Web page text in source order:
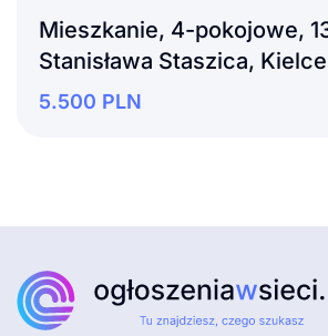
Mieszkanie, 4-pokojowe,
Stanisława Staszica, Kielce
5.500 PLN